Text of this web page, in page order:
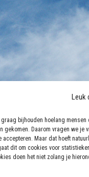
Leuk
bijhouden hoelang mensen
gekomen. Daarom vragen we je
accepteren. Maar dat hoeft
dit om cookies voor
doen het niet zolang je